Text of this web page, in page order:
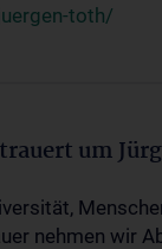
toth/
um
nehmen wir